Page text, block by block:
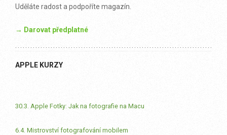
Uděláte radost a podpoříte magazín.
→ Darovat předplatné
APPLE KURZY
30.3. Apple Fotky: Jak na fotografie na Macu
6.4. Mistrovství fotografování mobilem